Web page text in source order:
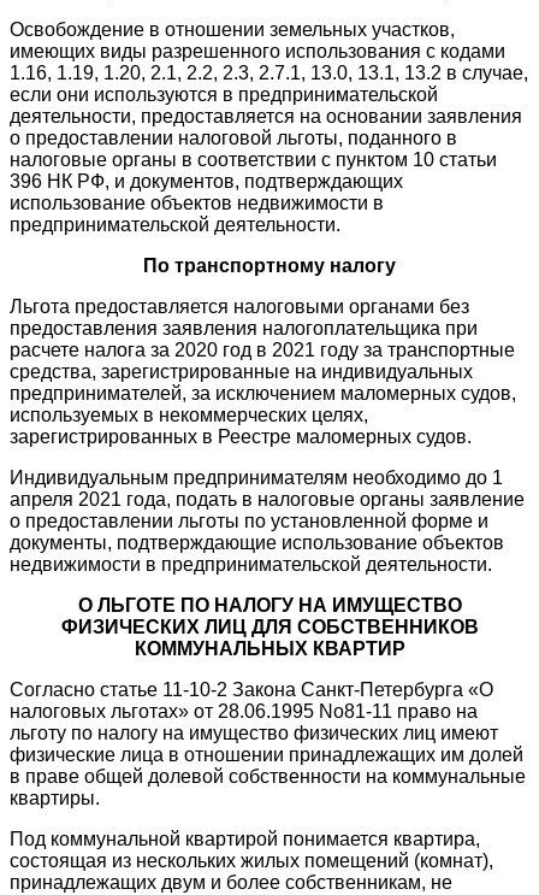
Освобождение в отношении земельных участков,
имеющих виды разрешенного использования с кодами
1.16, 1.19, 1.20, 2.1, 2.2, 2.3, 2.7.1, 13.0, 13.1, 13.2 в случае,
если они используются в предпринимательской
деятельности, предоставляется на основании заявления
о предоставлении налоговой льготы, поданного в
налоговые органы в соответствии с пунктом 10 статьи
396 НК РФ, и документов, подтверждающих
использование объектов недвижимости в
предпринимательской деятельности.
По транспортному налогу
Льгота предоставляется налоговыми органами без
предоставления заявления налогоплательщика при
расчете налога за 2020 год в 2021 году за транспортные
средства, зарегистрированные на индивидуальных
предпринимателей, за исключением маломерных судов,
используемых в некоммерческих целях,
зарегистрированных в Реестре маломерных судов.
Индивидуальным предпринимателям необходимо до 1
апреля 2021 года, подать в налоговые органы заявление
о предоставлении льготы по установленной форме и
документы, подтверждающие использование объектов
недвижимости в предпринимательской деятельности.
О ЛЬГОТЕ ПО НАЛОГУ НА ИМУЩЕСТВО
ФИЗИЧЕСКИХ ЛИЦ ДЛЯ СОБСТВЕННИКОВ
КОММУНАЛЬНЫХ КВАРТИР
Согласно статье 11-10-2 Закона Санкт-Петербурга «О
налоговых льготах» от 28.06.1995 No81-11 право на
льготу по налогу на имущество физических лиц имеют
физические лица в отношении принадлежащих им долей
в праве общей долевой собственности на коммунальные
квартиры.
Под коммунальной квартирой понимается квартира,
состоящая из нескольких жилых помещений (комнат),
принадлежащих двум и более собственникам, не